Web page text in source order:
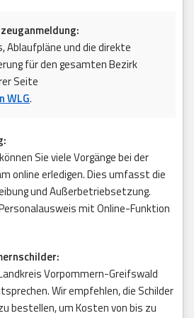
Ablaufpläne und die direkte
für den gesamten Bezirk
Seite
WLG.
können Sie viele Vorgänge bei der
online erledigen. Dies umfasst die
und Außerbetriebsetzung.
mit Online-Funktion
Vorpommern-Greifswald
Wir empfehlen, die Schilder
bestellen, um Kosten von bis zu